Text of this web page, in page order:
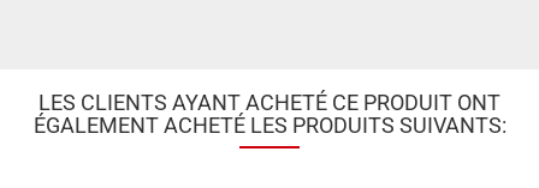
LES CLIENTS AYANT ACHETÉ CE PRODUIT ONT
ÉGALEMENT ACHETÉ LES PRODUITS SUIVANTS: